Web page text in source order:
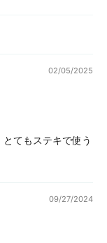
02/05/2025
てもステキで使う
09/27/2024